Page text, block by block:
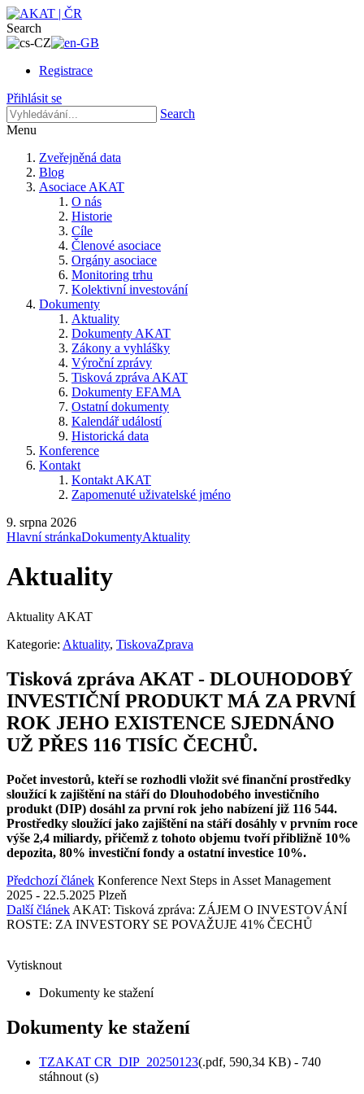
Search
Registrace
Přihlásit se
Search
Menu
Zveřejněná data
Blog
Asociace AKAT
O nás
Historie
Cíle
Členové asociace
Orgány asociace
Monitoring trhu
Kolektivní investování
Dokumenty
Aktuality
Dokumenty AKAT
Zákony a vyhlášky
Výroční zprávy
Tisková zpráva AKAT
Dokumenty EFAMA
Ostatní dokumenty
Kalendář událostí
Historická data
Konference
Kontakt
Kontakt AKAT
Zapomenuté uživatelské jméno
9. srpna 2026
Hlavní stránkaDokumentyAktuality
Aktuality
Aktuality AKAT
Kategorie: Aktuality, TiskovaZprava
Tisková zpráva AKAT - DLOUHODOBÝ
INVESTIČNÍ PRODUKT MÁ ZA PRVNÍ
ROK JEHO EXISTENCE SJEDNÁNO
UŽ PŘES 116 TISÍC ČECHŮ.
Počet investorů, kteří se rozhodli vložit své finanční prostředky
sloužící k zajištění na stáří do Dlouhodobého investičního
produkt (DIP) dosáhl za první rok jeho nabízení již 116 544.
Prostředky sloužící jako zajištění na stáří dosáhly v prvním roce
výše 2,4 miliardy, přičemž z tohoto objemu tvoří přibližně 10%
depozita, 80% investiční fondy a ostatní investice 10%.
Předchozí článek Konference Next Steps in Asset Management
2025 - 22.5.2025 Plzeň
Další článek AKAT: Tisková zpráva: ZÁJEM O INVESTOVÁNÍ
ROSTE: ZA INVESTORY SE POVAŽUJE 41% ČECHŮ
Vytisknout
Dokumenty ke stažení
Dokumenty ke stažení
TZAKAT CR_DIP_20250123(.pdf, 590,34 KB) - 740
stáhnout (s)